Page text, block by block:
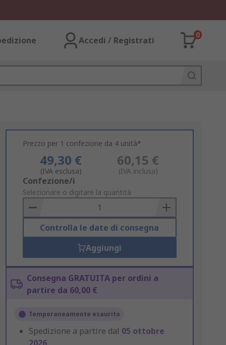
Accedi / Registrati
0
Prezzo per 1 confezione da 4 unità*
49,30 €
(IVA esclusa)
60,15 €
(IVA inclusa)
Add
to
Basket
Confezione/i
Selezionare o digitare la quantità
Controlla le date di consegna
Aggiungi
Consegna GRATUITA per ordini a
partire da 60,00 €
Temporaneamente esaurito
Spedizione a partire dal 05 ottobre